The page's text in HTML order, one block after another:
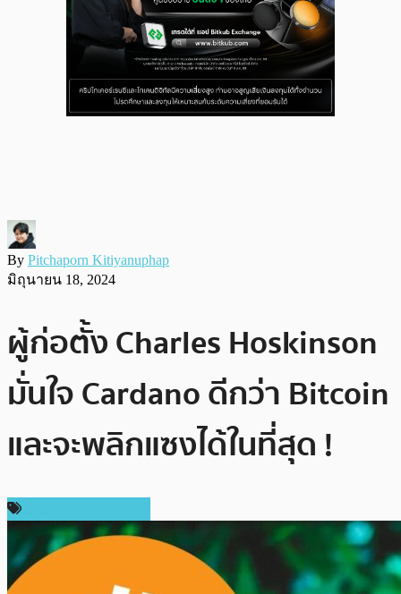
By Pitchaporn Kitiyanuphap
มิถุนายน 18, 2024
ผู้ก่อตั้ง Charles Hoskinson
มั่นใจ Cardano ดีกว่า Bitcoin
และจะพลิกแซงได้ในที่สุด !